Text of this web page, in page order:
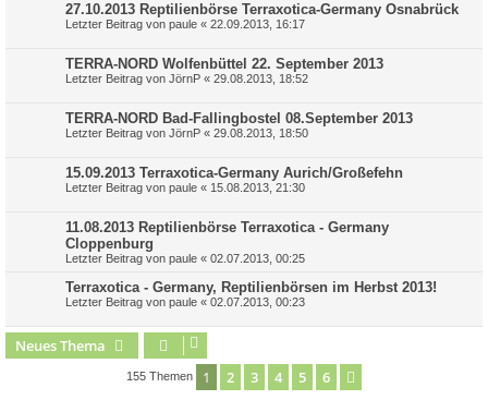
27.10.2013 Reptilienbörse Terraxotica-Germany Osnabrück
Letzter Beitrag von paule « 22.09.2013, 16:17
TERRA-NORD Wolfenbüttel 22. September 2013
Letzter Beitrag von JörnP « 29.08.2013, 18:52
TERRA-NORD Bad-Fallingbostel 08.September 2013
Letzter Beitrag von JörnP « 29.08.2013, 18:50
15.09.2013 Terraxotica-Germany Aurich/Großefehn
Letzter Beitrag von paule « 15.08.2013, 21:30
11.08.2013 Reptilienbörse Terraxotica - Germany
Cloppenburg
Letzter Beitrag von paule « 02.07.2013, 00:25
Terraxotica - Germany, Reptilienbörsen im Herbst 2013!
Letzter Beitrag von paule « 02.07.2013, 00:23
Neues Thema
155 Themen 1 2 3 4 5 6